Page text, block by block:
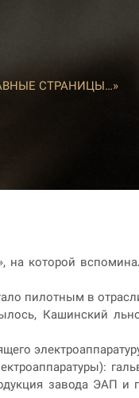
СТРАНИЦЫ…»
на которой
пилотным в
Кашинский
завода ЭАП и